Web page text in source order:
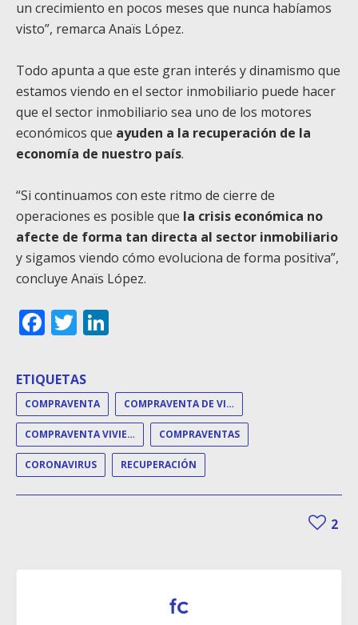
un crecimiento en pocos meses que nunca habíamos
visto”, remarca Anaïs López.
Todo apunta a que este gran interés y dinamismo que
estamos viendo en el sector inmobiliario puede hacer
que el sector inmobiliario sea uno de los motores
económicos que ayuden a la recuperación de la
economía de nuestro país.
“Si continuamos con este ritmo de cierre de
operaciones es posible que la crisis económica no
afecte de forma tan directa al sector inmobiliario
y sigamos viendo cómo evoluciona de forma positiva”,
concluye Anaïs López.
Facebook
Twitter
ETIQUETAS
COMPRAVENTA COMPRAVENTA DE VIVIENDAS
COMPRAVENTA VIVIENDA COMPRAVENTAS
CORONAVIRUS RECUPERACIÓN
2